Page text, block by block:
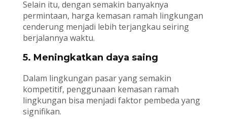
Selain itu, dengan semakin banyaknya
permintaan, harga kemasan ramah lingkungan
cenderung menjadi lebih terjangkau seiring
berjalannya waktu.
5. Meningkatkan daya saing
Dalam lingkungan pasar yang semakin
kompetitif, penggunaan kemasan ramah
lingkungan bisa menjadi faktor pembeda yang
signifikan.